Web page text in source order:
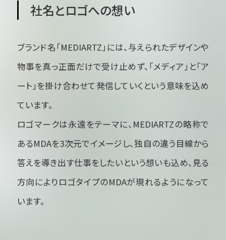
社名とロゴへの想い
ブランド名「MEDIARTZ」には、与えられたデザインや
物事を真っ正面だけで受け止めず、「メディア」と「ア
ート」を掛け合わせて発信していくという意味を込め
ています。
ロゴマークは永遠をテーマに、MEDIARTZの略称で
あるMDAを3次元でイメージし、独自の違う目線から
答えを導き出す仕事をしたいという想いも込め、見る
方向によりロゴタイプのMDAが現れるようになって
います。